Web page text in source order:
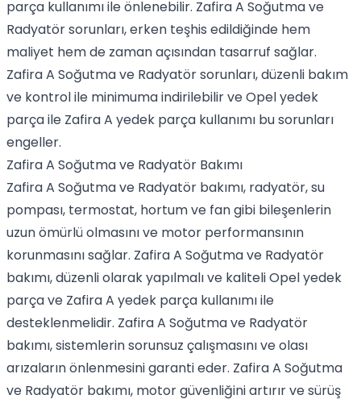
parça kullanımı ile önlenebilir. Zafira A Soğutma ve
Radyatör sorunları, erken teşhis edildiğinde hem
maliyet hem de zaman açısından tasarruf sağlar.
Zafira A Soğutma ve Radyatör sorunları, düzenli bakım
ve kontrol ile minimuma indirilebilir ve Opel yedek
parça ile Zafira A yedek parça kullanımı bu sorunları
engeller.
Zafira A Soğutma ve Radyatör Bakımı
Zafira A Soğutma ve Radyatör bakımı, radyatör, su
pompası, termostat, hortum ve fan gibi bileşenlerin
uzun ömürlü olmasını ve motor performansının
korunmasını sağlar. Zafira A Soğutma ve Radyatör
bakımı, düzenli olarak yapılmalı ve kaliteli Opel yedek
parça ve Zafira A yedek parça kullanımı ile
desteklenmelidir. Zafira A Soğutma ve Radyatör
bakımı, sistemlerin sorunsuz çalışmasını ve olası
arızaların önlenmesini garanti eder. Zafira A Soğutma
ve Radyatör bakımı, motor güvenliğini artırır ve sürüş